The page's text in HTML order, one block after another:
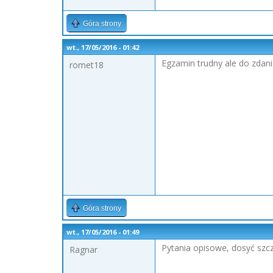
Góra strony
wt., 17/05/2016 - 01:42
romet18
Egzamin trudny ale do
Góra strony
wt., 17/05/2016 - 01:49
Ragnar
Pytania opisowe, dosyć